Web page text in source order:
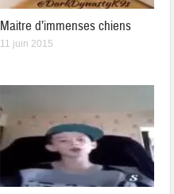
Maitre d’immenses chiens
11 juin 2015